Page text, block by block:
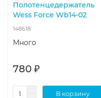
Полотенцедержатель
Wess Force Wb14-02
148618
Много
780 ₽
В корзину